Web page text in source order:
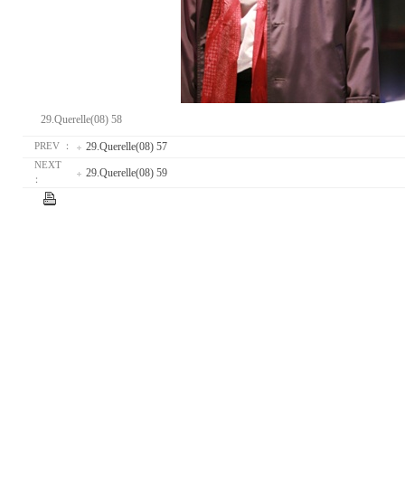
29.Querelle(08) 58
PREV ： 29.Querelle(08) 57
NEXT
：
29.Querelle(08) 59